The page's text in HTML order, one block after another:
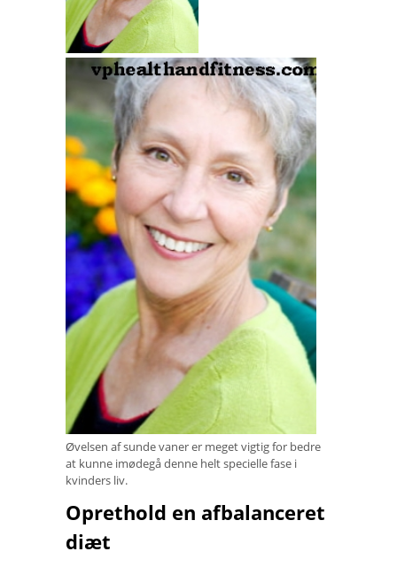
Øvelsen af ​​sunde vaner er meget vigtig for bedre
at kunne imødegå denne helt specielle fase i
kvinders liv.
Oprethold en afbalanceret
diæt